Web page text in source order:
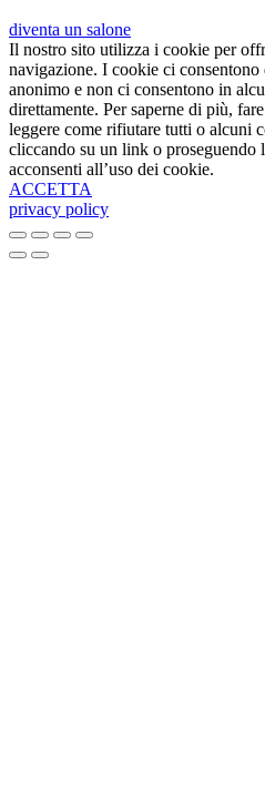
diventa un salone
Il nostro sito utilizza i cookie per
navigazione. I cookie ci
anonimo e non ci consentono in
direttamente. Per saperne di più,
leggere come rifiutare tutti o alcuni
cliccando su un link o proseguendo
acconsenti all’uso dei cookie.
ACCETTA
privacy policy